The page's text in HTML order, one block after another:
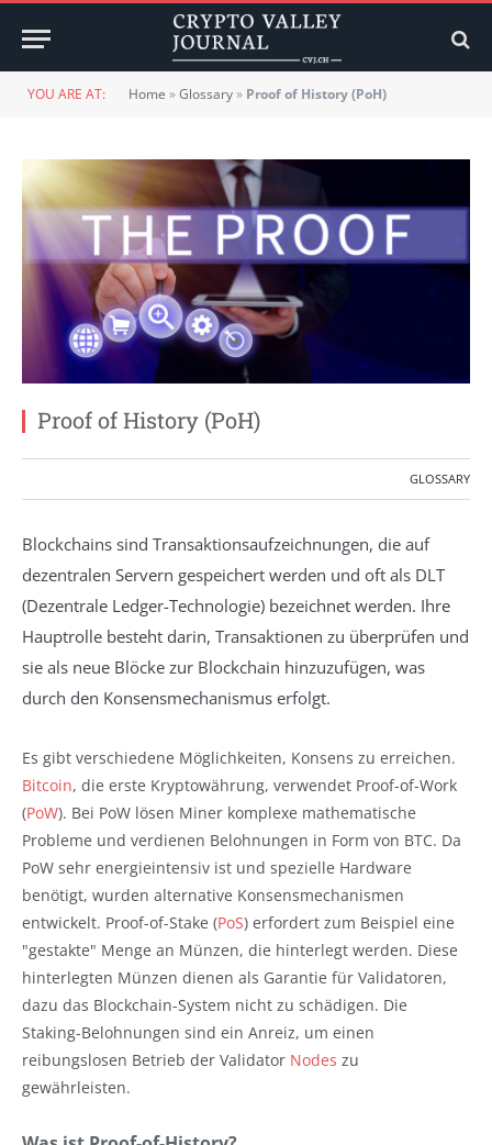
YOU ARE AT: Home »Glossary» Proof of History (PoH)
Proof of History (PoH)
GLOSSARY
Blockchains sind Transaktionsaufzeichnungen, die auf
dezentralen Servern gespeichert werden und oft als DLT
(Dezentrale Ledger-Technologie) bezeichnet werden. Ihre
Hauptrolle besteht darin, Transaktionen zu überprüfen und
sie als neue Blöcke zur Blockchain hinzuzufügen, was
durch den Konsensmechanismus erfolgt.
Es gibt verschiedene Möglichkeiten, Konsens zu erreichen.
Bitcoin, die erste Kryptowährung, verwendet Proof-of-Work
(PoW). Bei PoW lösen Miner komplexe mathematische
Probleme und verdienen Belohnungen in Form von BTC. Da
PoW sehr energieintensiv ist und spezielle Hardware
benötigt, wurden alternative Konsensmechanismen
entwickelt. Proof-of-Stake (PoS) erfordert zum Beispiel eine
"gestakte" Menge an Münzen, die hinterlegt werden. Diese
hinterlegten Münzen dienen als Garantie für Validatoren,
dazu das Blockchain-System nicht zu schädigen. Die
Staking-Belohnungen sind ein Anreiz, um einen
reibungslosen Betrieb der Validator Nodes zu
gewährleisten.